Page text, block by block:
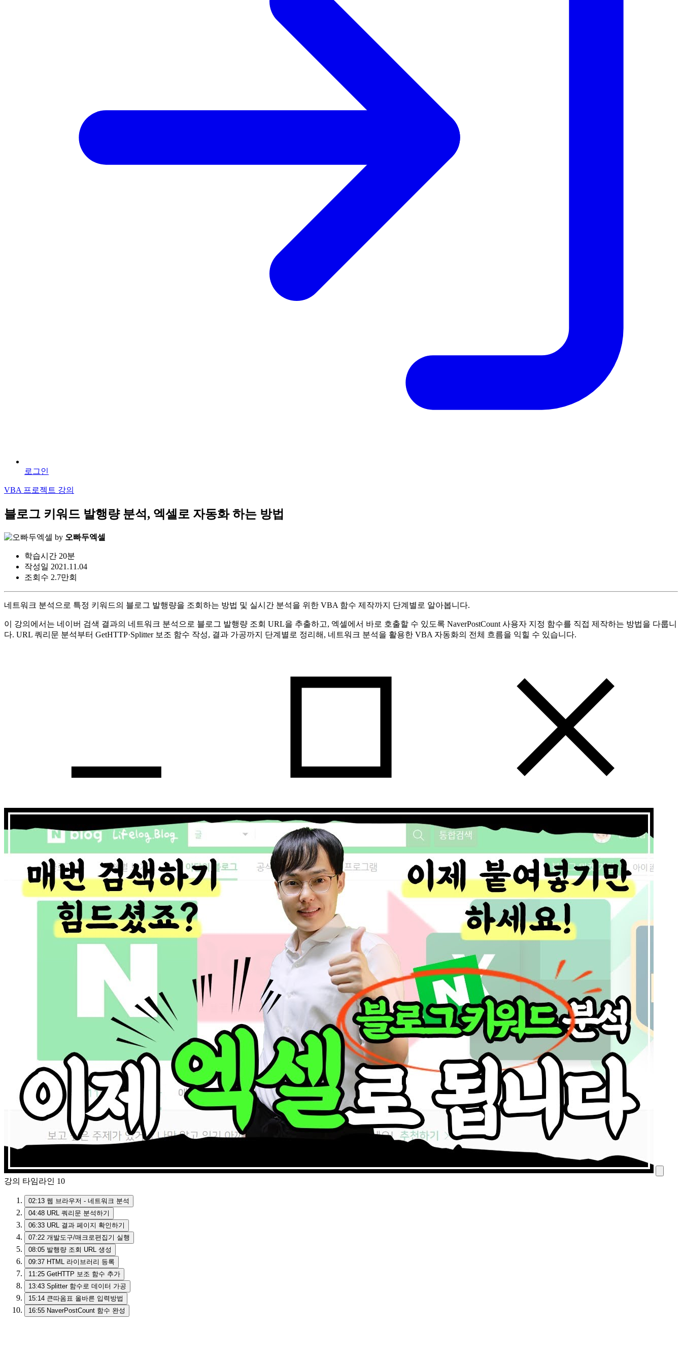
로그인
VBA 프로젝트 강의
블로그 키워드 발행량 분석, 엑셀로 자동화 하는 방법
by 오빠두엑셀
학습시간 20분
작성일 2021.11.04
조회수 2.7만회
네트워크 분석으로 특정 키워드의 블로그 발행량을 조회하는 방법 및 실시간 분석을 위한 VBA 함수 제작까지 단계별로 알아봅니다.
이 강의에서는 네이버 검색 결과의 네트워크 분석으로 블로그 발행량 조회 URL을 추출하고, 엑셀에서 바로 호출할 수 있도록 NaverPostCount 사용자 지정 함수를 직접 제작하는 방법을 다룹니
다. URL 쿼리문 분석부터 GetHTTP·Splitter 보조 함수 작성, 결과 가공까지 단계별로 정리해, 네트워크 분석을 활용한 VBA 자동화의 전체 흐름을 익힐 수 있습니다.
강의 타임라인 10
02:13 웹 브라우저 - 네트워크 분석
04:48 URL 쿼리문 분석하기
06:33 URL 결과 페이지 확인하기
07:22 개발도구/매크로편집기 실행
08:05 발행량 조회 URL 생성
09:37 HTML 라이브러리 등록
11:25 GetHTTP 보조 함수 추가
13:43 Splitter 함수로 데이터 가공
15:14 큰따옴표 올바른 입력방법
16:55 NaverPostCount 함수 완성